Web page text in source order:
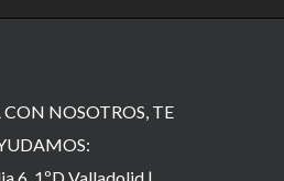
NOSOTROS, TE